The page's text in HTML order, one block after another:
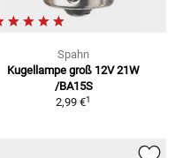
Spahn
Kugellampe groß 12V 21W
/BA15S
2,99 €1